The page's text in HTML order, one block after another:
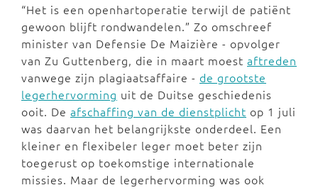
“Het is een openhartoperatie terwijl de patiënt
gewoon blijft rondwandelen.” Zo omschreef
minister van Defensie De Maizière - opvolger
van Zu Guttenberg, die in maart moest aftreden
vanwege zijn plagiaatsaffaire - de grootste
legerhervorming uit de Duitse geschiedenis
ooit. De afschaffing van de dienstplicht op 1 juli
was daarvan het belangrijkste onderdeel. Een
kleiner en flexibeler leger moet beter zijn
toegerust op toekomstige internationale
missies. Maar de legerhervorming was ook